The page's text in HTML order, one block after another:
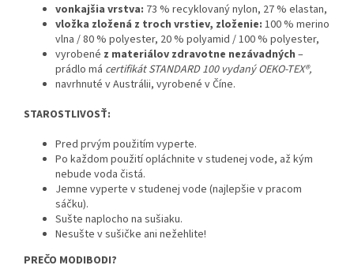
vonkajšia vrstva: 73 % recyklovaný nylon, 27 % elastan,
vložka zložená z troch vrstiev, zloženie: 100 % merino
vlna / 80 % polyester, 20 % polyamid / 100 % polyester,
vyrobené z materiálov zdravotne nezávadných –
prádlo má certifikát STANDARD 100 vydaný OEKO-TEX®,
navrhnuté v Austrálii, vyrobené v Číne.
STAROSTLIVOSŤ:
Pred prvým použitím vyperte.
Po každom použití opláchnite v studenej vode, až kým
nebude voda čistá.
Jemne vyperte v studenej vode (najlepšie v pracom
sáčku).
Sušte naplocho na sušiaku.
Nesušte v sušičke ani nežehlite!
PREČO MODIBODI?